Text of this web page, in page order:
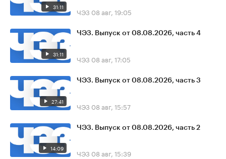
31:11 ЧЭЗ 08 авг, 19:05
31:11
ЧЭЗ. Выпуск от 08.08.2026, часть 4
ЧЭЗ 08 авг, 17:05
27:41
ЧЭЗ. Выпуск от 08.08.2026, часть 3
ЧЭЗ 08 авг, 15:57
14:09
ЧЭЗ. Выпуск от 08.08.2026, часть 2
ЧЭЗ 08 авг, 15:39